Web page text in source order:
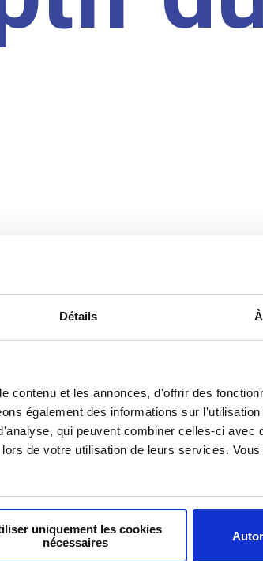
Détails
contenu et les annonces, d'offrir des
également des informations sur
qui peuvent combiner celles-ci avec
de votre utilisation de leurs services.
uniquement les cookies
nécessaires